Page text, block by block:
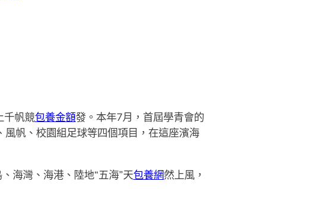
千帆競包養金額發。本年7月，首屆學青會的
帆、校園組足球等四個項目，在這座濱海
海灣、海港、陸地“五海”天包養網然上風，